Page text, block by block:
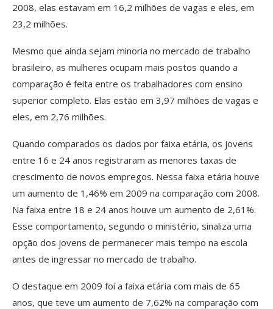
2008, elas estavam em 16,2 milhões de vagas e eles, em
23,2 milhões.
Mesmo que ainda sejam minoria no mercado de trabalho
brasileiro, as mulheres ocupam mais postos quando a
comparação é feita entre os trabalhadores com ensino
superior completo. Elas estão em 3,97 milhões de vagas e
eles, em 2,76 milhões.
Quando comparados os dados por faixa etária, os jovens
entre 16 e 24 anos registraram as menores taxas de
crescimento de novos empregos. Nessa faixa etária houve
um aumento de 1,46% em 2009 na comparação com 2008.
Na faixa entre 18 e 24 anos houve um aumento de 2,61%.
Esse comportamento, segundo o ministério, sinaliza uma
opção dos jovens de permanecer mais tempo na escola
antes de ingressar no mercado de trabalho.
O destaque em 2009 foi a faixa etária com mais de 65
anos, que teve um aumento de 7,62% na comparação com